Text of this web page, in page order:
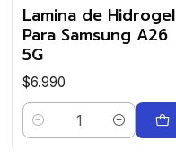
Lamina de Hidrogel
Para Samsung A26
5G
$6.990
Cantidad